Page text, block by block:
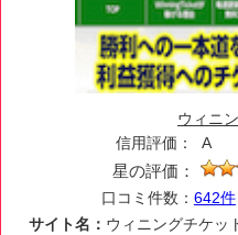
ウィニ
信用評価：
A
星の評価：
口コミ件数： 642件
サイト名： ウィニングチケッ